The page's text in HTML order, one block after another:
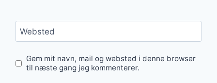
Websted
Gem mit navn, mail og websted i denne browser
til næste gang jeg kommenterer.